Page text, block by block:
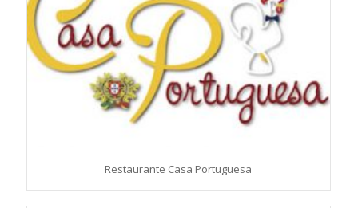
Restaurante Casa Portuguesa